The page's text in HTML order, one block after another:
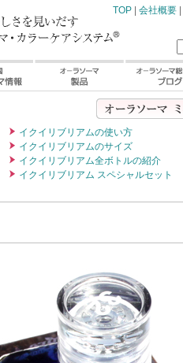
TOP | 会社概要 |
イクイリブリアムの使い方
イクイリブリアムのサイズ
イクイリブリアム全ボトルの紹介
イクイリブリアム スペシャルセット